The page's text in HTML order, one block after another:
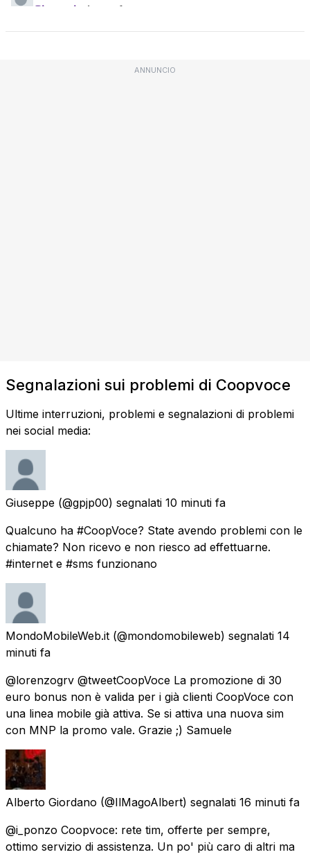
ANNUNCIO
Segnalazioni sui problemi di Coopvoce
Ultime interruzioni, problemi e segnalazioni di problemi
nei social media:
Giuseppe (@gpjp00) segnalati 10 minuti fa
Qualcuno ha #CoopVoce? State avendo problemi con le
chiamate? Non ricevo e non riesco ad effettuarne.
#internet e #sms funzionano
MondoMobileWeb.it (@mondomobileweb) segnalati 14
minuti fa
@lorenzogrv @tweetCoopVoce La promozione di 30
euro bonus non è valida per i già clienti CoopVoce con
una linea mobile già attiva. Se si attiva una nuova sim
con MNP la promo vale. Grazie ;) Samuele
Alberto Giordano (@IlMagoAlbert) segnalati 16 minuti fa
@i_ponzo Coopvoce: rete tim, offerte per sempre,
ottimo servizio di assistenza. Un po' più caro di altri ma